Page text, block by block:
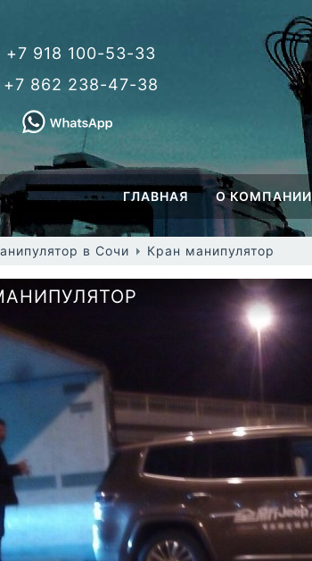
918 100-53-33
862 238-47-38
ГЛАВНАЯ О КОМПАНИИ
в Сочи Кран манипулятор